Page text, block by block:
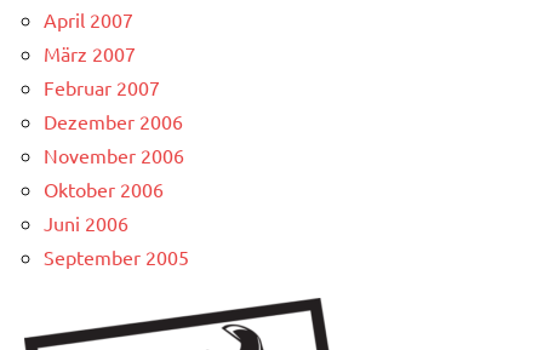
April 2007
März 2007
Februar 2007
Dezember 2006
November 2006
Oktober 2006
Juni 2006
September 2005